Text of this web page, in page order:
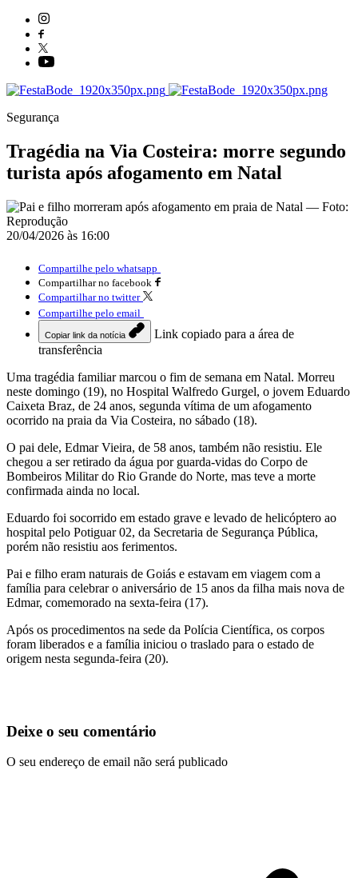
Segurança
Tragédia na Via Costeira: morre segundo
turista após afogamento em Natal
20/04/2026 às 16:00
Compartilhe pelo whatsapp
Compartilhar no facebook
Compartilhar no twitter
Compartilhe pelo email
Copiar link da notícia
Link copiado para a área de
transferência
Uma tragédia familiar marcou o fim de semana em Natal. Morreu
neste domingo (19), no Hospital Walfredo Gurgel, o jovem Eduardo
Caixeta Braz, de 24 anos, segunda vítima de um afogamento
ocorrido na praia da Via Costeira, no sábado (18).
O pai dele, Edmar Vieira, de 58 anos, também não resistiu. Ele
chegou a ser retirado da água por guarda-vidas do Corpo de
Bombeiros Militar do Rio Grande do Norte, mas teve a morte
confirmada ainda no local.
Eduardo foi socorrido em estado grave e levado de helicóptero ao
hospital pelo Potiguar 02, da Secretaria de Segurança Pública,
porém não resistiu aos ferimentos.
Pai e filho eram naturais de Goiás e estavam em viagem com a
família para celebrar o aniversário de 15 anos da filha mais nova de
Edmar, comemorado na sexta-feira (17).
Após os procedimentos na sede da Polícia Científica, os corpos
foram liberados e a família iniciou o traslado para o estado de
origem nesta segunda-feira (20).
Deixe o seu comentário
O seu endereço de email não será publicado